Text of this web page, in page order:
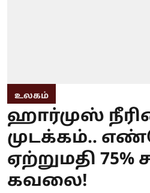
உலகம்
ஹார்முஸ்
முடக்கம்..
ஏற்றுமதி 75%
கவலை!